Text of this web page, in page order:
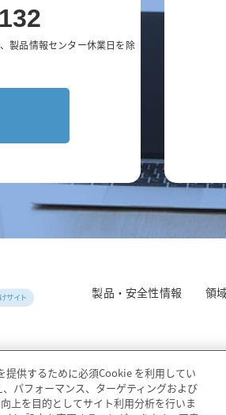
製品情報センター休業日を除
製品・安全性情報 領
プライバシーポリシー ソーシャルメディ
供するために必須Cookie を利用してい
パフォーマンス、ターゲティングおよび
上を目的としてサイト利用分析を行いま